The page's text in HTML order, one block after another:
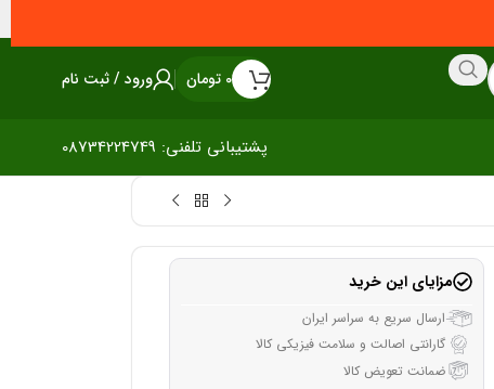
0 تومان ورود / ثبت نام
پشتیبانی تلفنی: 08734224749
مزایای این خرید
ارسال سریع به سراسر ایران
گارانتی اصالت و سلامت فیزیکی کالا
ضمانت تعویض کالا